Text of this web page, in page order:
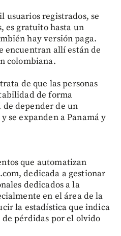
usuarios registrados, se
es gratuito hasta un
hay versión paga.
encuentran allí están de
colombiana.
de que las personas
de forma
de depender de un
se expanden a Panamá y
que automatizan
dedicada a gestionar
dedicados a la
en el área de la
la estadística que indica
pérdidas por el olvido